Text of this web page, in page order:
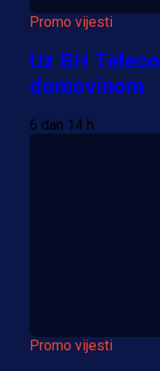
Promo vijesti
Uz BH
domovinom
6 dan 14 h
Promo vijesti